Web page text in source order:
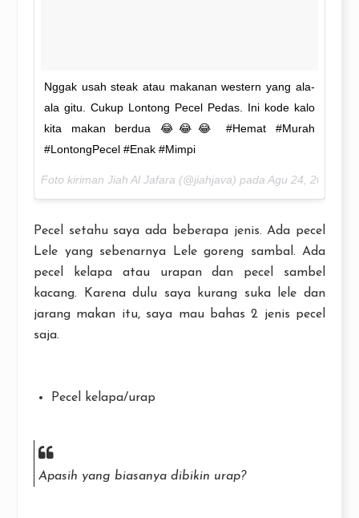
Nggak usah steak atau makanan western yang ala-
ala gitu. Cukup Lontong Pecel Pedas. Ini kode kalo
kita makan berdua 😂😂😂 #Hemat #Murah
#LontongPecel #Enak #Mimpi
Foto kiriman Jiah Al Jafara (@jiahjava) pada Agu 24, 2016
Pecel setahu saya ada beberapa jenis. Ada pecel
Lele yang sebenarnya Lele goreng sambal. Ada
pecel kelapa atau urapan dan pecel sambel
kacang. Karena dulu saya kurang suka lele dan
jarang makan itu, saya mau bahas 2 jenis pecel
saja.
Pecel kelapa/urap
Apasih yang biasanya dibikin urap?